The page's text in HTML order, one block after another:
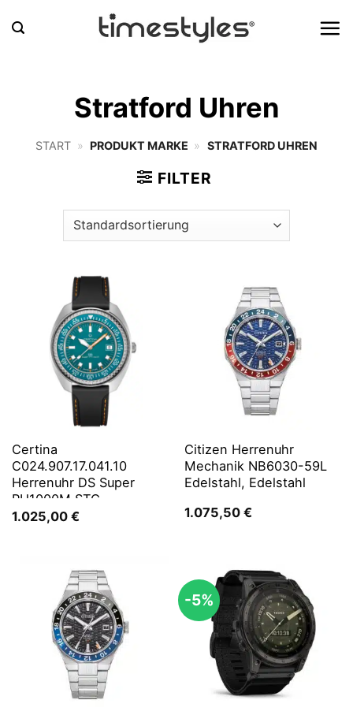
Inhalt
Stratford Uhren
START » PRODUKT MARKE » STRATFORD UHREN
FILTER
Certina
C024.907.17.041.10
Herrenuhr DS Super
PH1000M STC
1.025,00 €
Citizen Herrenuhr
Mechanik NB6030-59L
Edelstahl, Edelstahl
1.075,50 €
-5%